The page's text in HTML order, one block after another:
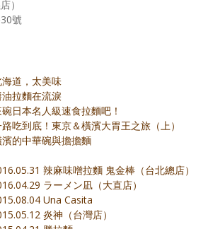
）
號
道，太美味
拉麵在流淚
日本名人級速食拉麵吧！
吃到底！東京＆橫濱大胃王之旅（上）
的中華碗與擔擔麵
辣麻味噌拉麵 鬼金棒（台北總店）
ラーメン凪（大直店）
Una Casita
炎神（台灣店）